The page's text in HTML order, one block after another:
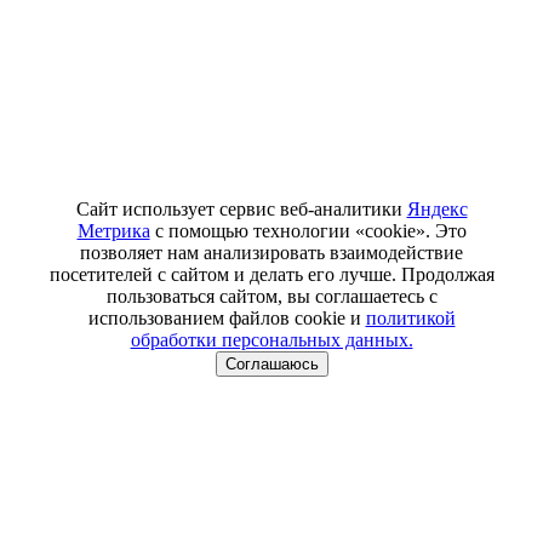
Сайт использует сервис веб-аналитики Яндекс
Метрика с помощью технологии «cookie». Это
позволяет нам анализировать взаимодействие
посетителей с сайтом и делать его лучше. Продолжая
пользоваться сайтом, вы соглашаетесь с
использованием файлов cookie и политикой
обработки персональных данных.
Соглашаюсь